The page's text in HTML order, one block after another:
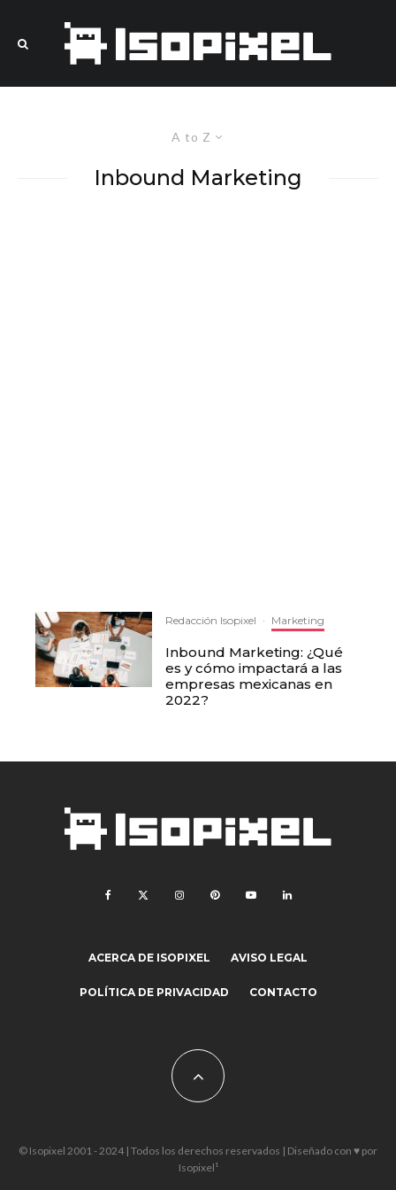
A to Z
Inbound Marketing
Redacción Isopixel · Marketing
Inbound Marketing: ¿Qué
es y cómo impactará a las
empresas mexicanas en
2022?
ACERCA DE ISOPIXEL AVISO LEGAL
POLÍTICA DE PRIVACIDAD CONTACTO
© Isopixel 2001 - 2024 | Todos los derechos reservados | Diseñado con ♥ por
Isopixel¹